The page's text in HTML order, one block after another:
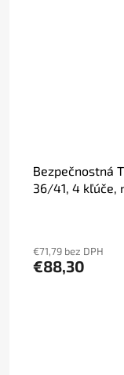
Bezpečnostná
36/41, 4 kľúče,
€71,79 bez DPH
€88,30